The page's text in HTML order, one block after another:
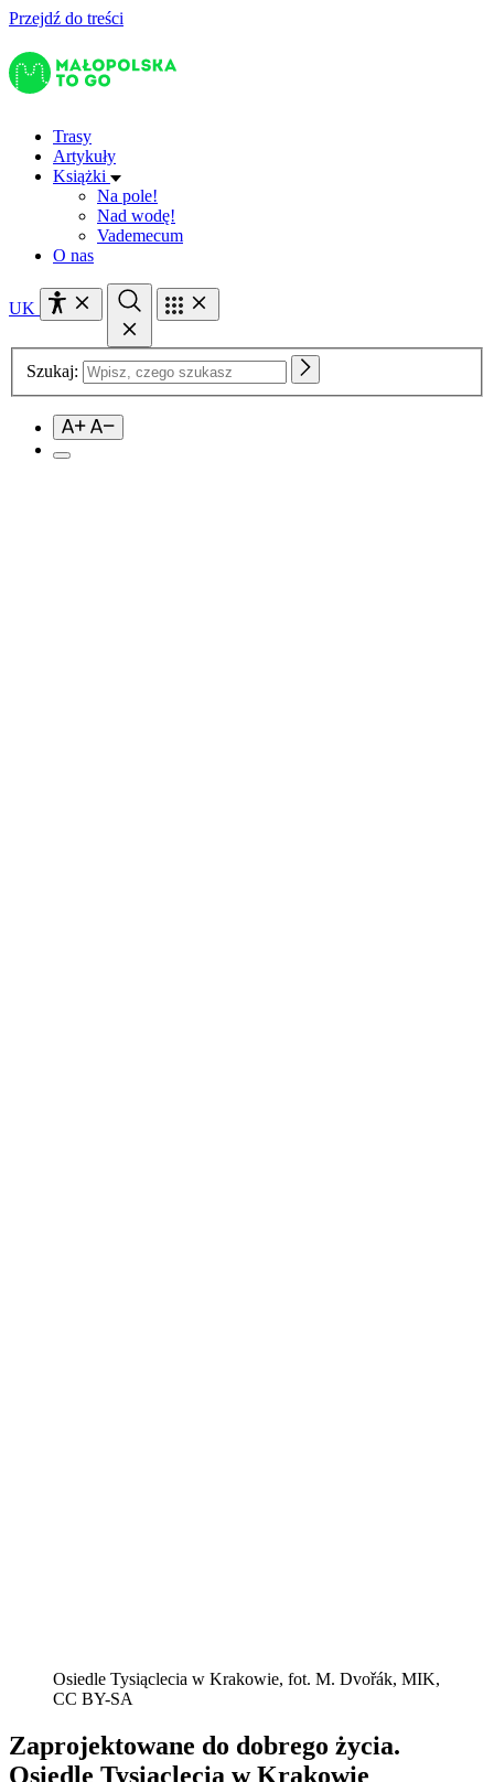
Przejdź do treści
Trasy
Artykuły
Książki
Na pole!
Nad wodę!
Vademecum
O nas
UK
Szukaj:
Osiedle Tysiąclecia w Krakowie, fot. M. Dvořák, MIK,
CC BY-SA
Zaprojektowane do dobrego życia.
Osiedle Tysiąclecia w Krakowie